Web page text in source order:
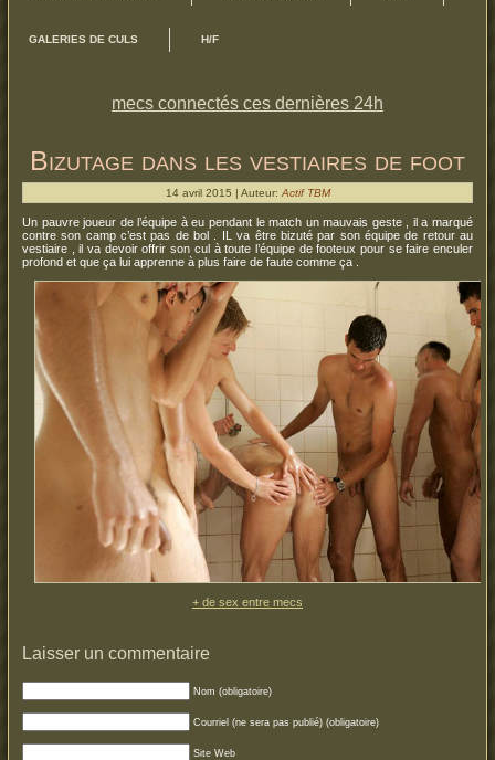
GALERIES DE CULS H/F
mecs connectés ces dernières 24h
Bizutage dans les vestiaires de foot
14 avril 2015 | Auteur: Actif TBM
Un pauvre joueur de l’équipe à eu pendant le match un mauvais geste , il a marqué
contre son camp c’est pas de bol . IL va être bizuté par son équipe de retour au
vestiaire , il va devoir offrir son cul à toute l’équipe de footeux pour se faire enculer
profond et que ça lui apprenne à plus faire de faute comme ça .
+ de sex entre mecs
Laisser un commentaire
Nom (obligatoire)
Courriel (ne sera pas publié) (obligatoire)
Site Web